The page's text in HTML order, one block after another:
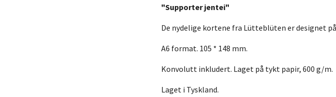
"Supporter jentei"
De nydelige kortene fra Lütteblüten er designet
A6 format. 105 * 148 mm.
Konvolutt inkludert. Laget på tykt papir, 600 g/m.
Laget i Tyskland.